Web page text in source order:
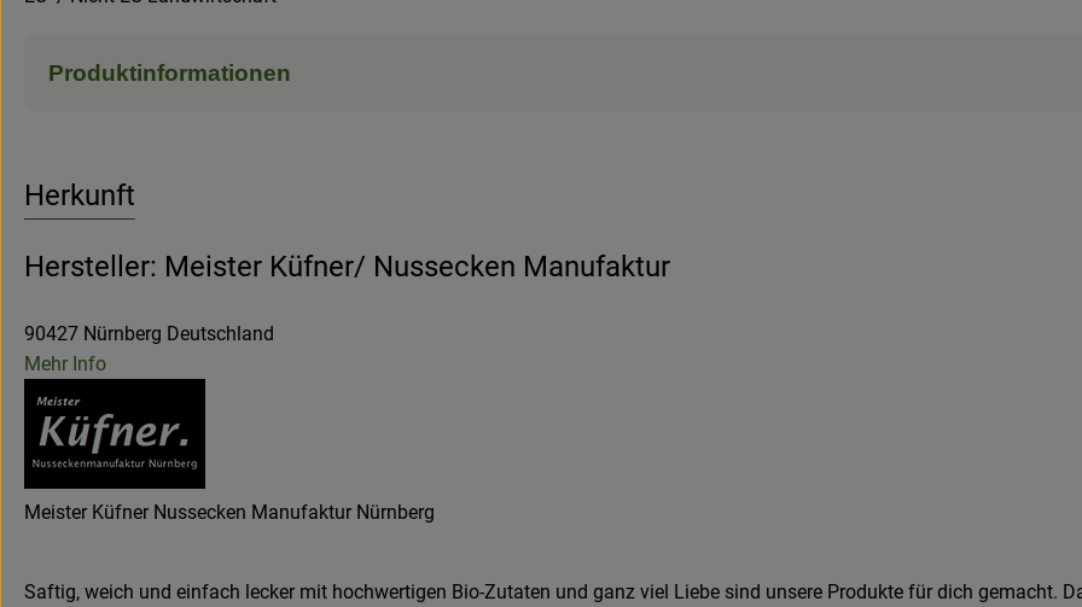
Produktinformationen
Herkunft
Hersteller: Meister Küfner/ Nussecken Manufaktur
90427 Nürnberg Deutschland
Mehr Info
Meister Küfner Nussecken Manufaktur Nürnberg
Saftig, weich und einfach lecker mit hochwertigen Bio-Zutaten und ganz viel Liebe sind unsere Produkte für dich gemacht.